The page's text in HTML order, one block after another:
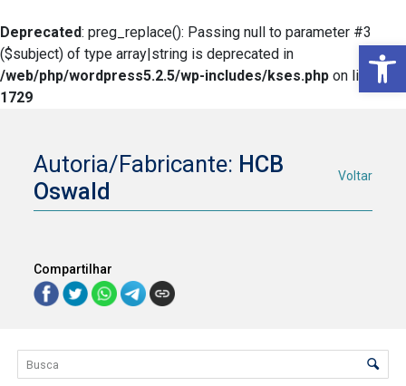
Deprecated: preg_replace(): Passing null to parameter #3
($subject) of type array|string is deprecated in
/web/php/wordpress5.2.5/wp-includes/kses.php on line
1729
Autoria/Fabricante: HCB
Oswald
Voltar
Compartilhar
Lista de itens
Controle de ordenação e visualização